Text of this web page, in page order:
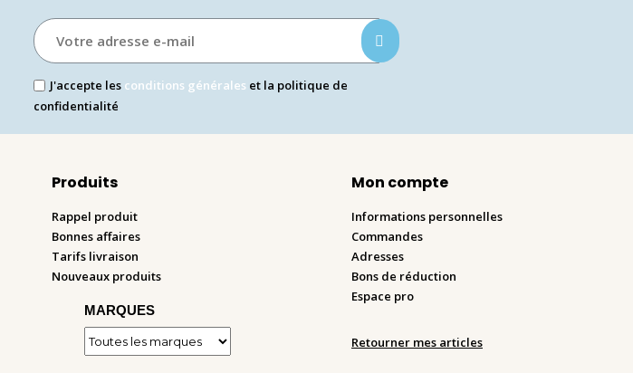
J'accepte les conditions générales et la politique de
confidentialité
Produits
Rappel produit
Bonnes affaires
Tarifs livraison
Nouveaux produits
MARQUES
Mon compte
Informations personnelles
Commandes
Adresses
Bons de réduction
Espace pro
Retourner mes articles